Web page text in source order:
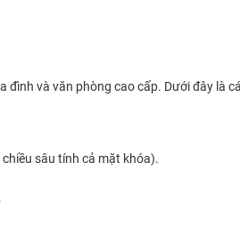
và văn phòng cao cấp. Dưới đây là
sâu tính cả mặt khóa).